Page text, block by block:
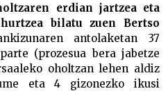
erdian jartzea eta
bilatu zuen Bertso
antolaketan 37
(prozesua bera jabetze
oholtzan lehen aldiz
eta 4 gizonezko ikusi